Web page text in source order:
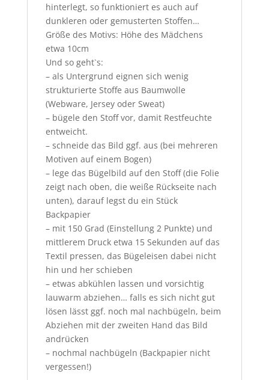
hinterlegt, so funktioniert es auch auf
dunkleren oder gemusterten Stoffen…
Größe des Motivs: Höhe des Mädchens
etwa 10cm
Und so geht`s:
– als Untergrund eignen sich wenig
strukturierte Stoffe aus Baumwolle
(Webware, Jersey oder Sweat)
– bügele den Stoff vor, damit Restfeuchte
entweicht.
– schneide das Bild ggf. aus (bei mehreren
Motiven auf einem Bogen)
– lege das Bügelbild auf den Stoff (die Folie
zeigt nach oben, die weiße Rückseite nach
unten), darauf legst du ein Stück
Backpapier
– mit 150 Grad (Einstellung 2 Punkte) und
mittlerem Druck etwa 15 Sekunden auf das
Textil pressen, das Bügeleisen dabei nicht
hin und her schieben
– etwas abkühlen lassen und vorsichtig
lauwarm abziehen… falls es sich nicht gut
lösen lässt ggf. noch mal nachbügeln, beim
Abziehen mit der zweiten Hand das Bild
andrücken
– nochmal nachbügeln (Backpapier nicht
vergessen!)